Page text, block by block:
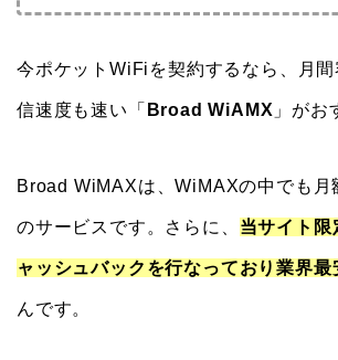
今ポケットWiFiを契約するなら、月間
信速度も速い「 Broad WiAMX 」がお
Broad WiMAXは、WiMAXの中でも月
のサービスです。さらに、 当サイト限
ャッシュバックを行なっており業界
んです。